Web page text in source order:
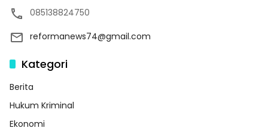
085138824750
reformanews74@gmail.com
Kategori
Berita
Hukum Kriminal
Ekonomi